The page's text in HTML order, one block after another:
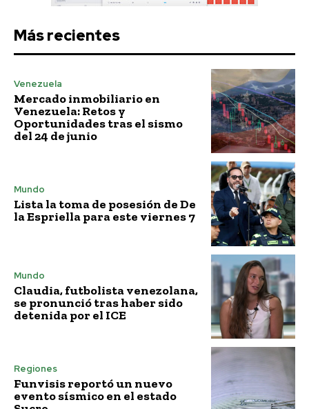
Más recientes
Venezuela
Mercado inmobiliario en
Venezuela: Retos y
Oportunidades tras el sismo
del 24 de junio
Mundo
Lista la toma de posesión de De
la Espriella para este viernes 7
Mundo
Claudia, futbolista venezolana,
se pronunció tras haber sido
detenida por el ICE
Regiones
Funvisis reportó un nuevo
evento sísmico en el estado